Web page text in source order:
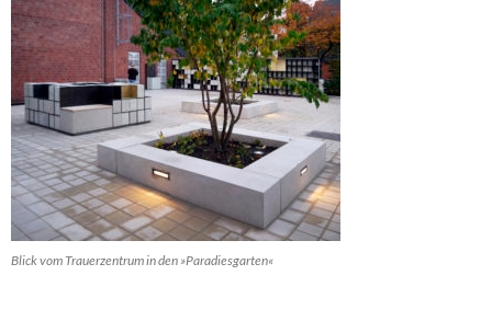
Blick vom Trauerzentrum in den »Paradiesgarten«